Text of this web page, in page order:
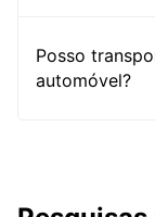
Posso
automóvel?